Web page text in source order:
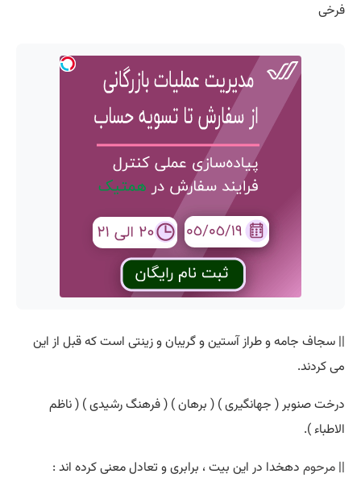
فرخی
|| سجاف جامه و طراز آستین و گریبان و زینتی است که قبل از این
می کردند.
درخت صنوبر ( جهانگیری ) ( برهان ) ( فرهنگ رشیدی ) ( ناظم
الاطباء ).
|| مرحوم دهخدا در این بیت ، برابری و تعادل معنی کرده اند :